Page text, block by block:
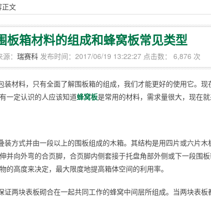
正文
板箱材料的组成和蜂窝板常见类型
： 瑞赛科 发布时间：2017/06/19 13:22:27 点击数： 6,876 次
装材料，只有全面了解围板箱的组成，我们才能更好的使用它。
一定认识的人应该知道蜂窝板是常用的材料，需求量很大，现在就
装方式并由一段以上的围板组成的木箱。其结构是用四片或六片
并向外弯的合页脚，合页脚内侧套接于托盘角部外侧或下一段围
高度来决定，最大限度地提高箱体空间的利用率。
证两块表板砌合在一起共同工作的蜂窝中间层所组成。当两块表